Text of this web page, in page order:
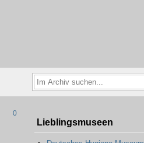
0
Lieblingsmuseen